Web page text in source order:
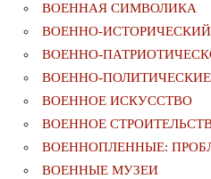
ВОЕННАЯ СИМВОЛИКА
ВОЕННО-
ВОЕННО-
ВОЕННО-
ВОЕННОЕ ИСКУССТВО
ВОЕННОЕ
ВОЕННОПЛЕННЫЕ:
ВОЕННЫЕ МУЗЕИ